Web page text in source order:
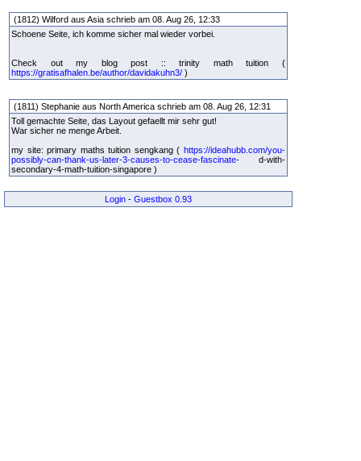
(1812) Wilford aus Asia schrieb am 08. Aug 26, 12:33
Schoene Seite, ich komme sicher mal wieder vorbei.
Check out my blog post :: trinity math tuition (
https://gratisafhalen.be/author/davidakuhn3/ )
(1811) Stephanie aus North America schrieb am 08. Aug 26, 12:31
Toll gemachte Seite, das Layout gefaellt mir sehr gut!
War sicher ne menge Arbeit.
my site: primary maths tuition sengkang ( https://ideahubb.com/you-
possibly-can-thank-us-later-3-causes-to-cease-fascinate- d-with-
secondary-4-math-tuition-singapore )
Login - Guestbox 0.93